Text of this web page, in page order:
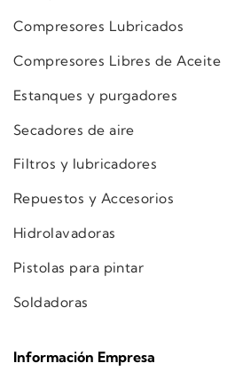
Compresores Lubricados
Compresores Libres de Aceite
Estanques y purgadores
Secadores de aire
Filtros y lubricadores
Repuestos y Accesorios
Hidrolavadoras
Pistolas para pintar
Soldadoras
Información Empresa